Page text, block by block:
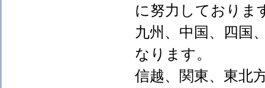
に努力しておりま
九州、中国、四国
なります。
信越、関東、東北